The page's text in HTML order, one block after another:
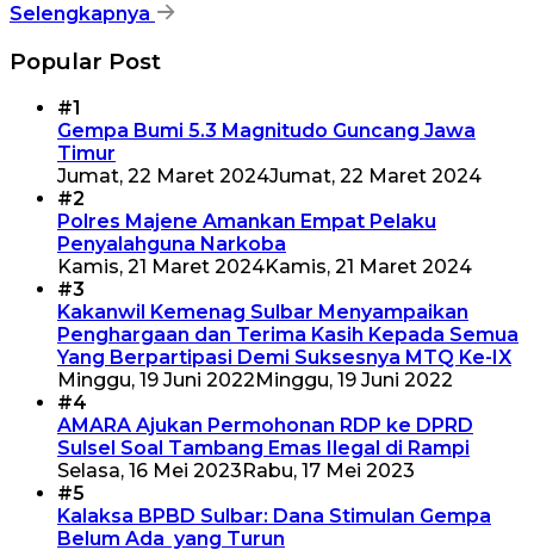
Selengkapnya
Popular Post
#1
Gempa Bumi 5.3 Magnitudo Guncang Jawa
Timur
Jumat, 22 Maret 2024Jumat, 22 Maret 2024
#2
Polres Majene Amankan Empat Pelaku
Penyalahguna Narkoba
Kamis, 21 Maret 2024Kamis, 21 Maret 2024
#3
Kakanwil Kemenag Sulbar Menyampaikan
Penghargaan dan Terima Kasih Kepada Semua
Yang Berpartipasi Demi Suksesnya MTQ Ke-IX
Minggu, 19 Juni 2022 Minggu, 19 Juni 2022
#4
AMARA Ajukan Permohonan RDP ke DPRD
Sulsel Soal Tambang Emas Ilegal di Rampi
Selasa, 16 Mei 2023 Rabu, 17 Mei 2023
#5
Kalaksa BPBD Sulbar: Dana Stimulan Gempa
Belum Ada yang Turun